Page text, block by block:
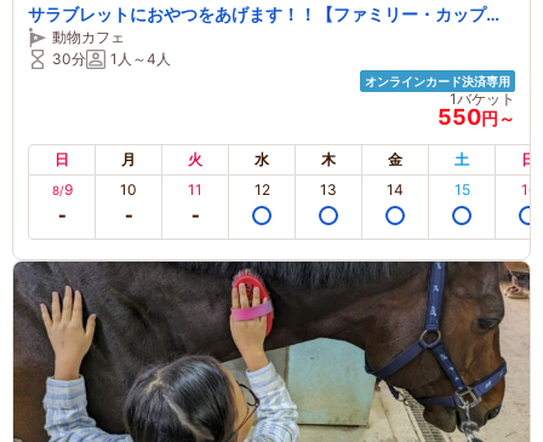
サラブレットにおやつをあげます！！【ファミリー・カップ
ル・お友達同士にもおすすめ♪】
動物カフェ
30分
1人～4人
オンラインカード決済専用
1バケット
550円～
日 月 火 水 木 金 土 日
8/9 10 11 12 13 14 15 16